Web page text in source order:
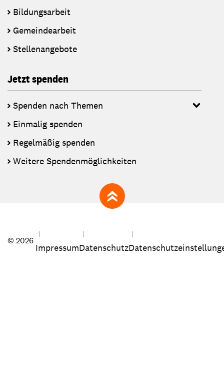
Bildungsarbeit
Gemeindearbeit
Stellenangebote
Jetzt spenden
Spenden nach Themen
Einmalig spenden
Regelmäßig spenden
Weitere Spendenmöglichkeiten
zum Seitenanfang
© 2026
ImpressumDatenschutz